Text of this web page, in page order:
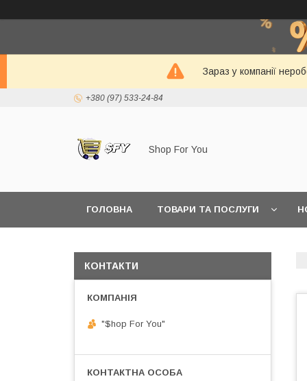
Зараз у компанії
+380 (97) 533-24-84
Shop For You
ГОЛОВНА ТОВАРИ ТА ПОСЛУГИ
КОНТАКТИ
"$hop For You"